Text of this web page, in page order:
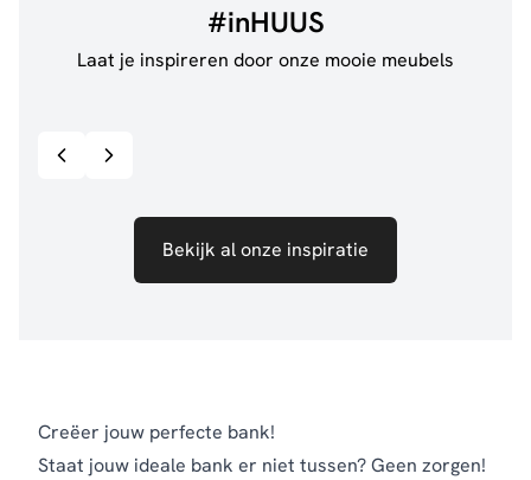
#inHUUS
Laat je inspireren door onze mooie meubels
Bekijk al onze inspiratie
Creëer jouw perfecte bank!
Staat jouw ideale bank er niet tussen? Geen zorgen!